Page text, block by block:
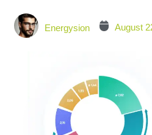
Energysion August